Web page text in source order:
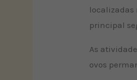
localizadas
principal
As
ovos